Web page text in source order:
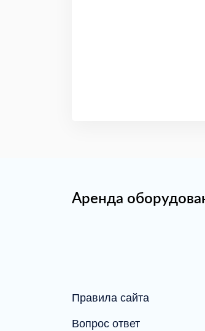
Аренда
Правила сайта
Вопрос ответ